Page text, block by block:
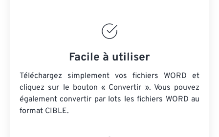
Facile à utiliser
Téléchargez simplement vos fichiers WORD et
cliquez sur le bouton « Convertir ». Vous pouvez
également convertir par lots les fichiers WORD au
format CIBLE.